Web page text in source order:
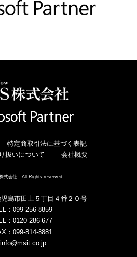
特定商取引法に基づく表記
扱いについて
会社概要
式会社 All Rights reserved.
島市田上５丁目４番２０号
：099-256-8859
：0120-286-677
：099-814-8881
info@msit.co.jp